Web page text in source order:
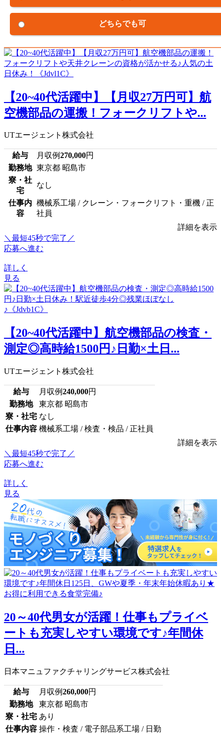
どちらでも可
【20~40代活躍中】【月収27万円可】航
空機部品の運搬！フォークリフトや...
UTエージェント株式会社
給与 月収例270,000円
勤務地 東京都 昭島市
寮・社
宅
なし
仕事内
容
機械系工場 / クレーン・フォークリフト・重機 / 正
社員
詳細を表示
＼最短45秒で完了／
応募へ進む
詳しく
見る
【20~40代活躍中】航空機部品の検査・
測定◎高時給1500円♪日勤×土日...
UTエージェント株式会社
給与 月収例240,000円
勤務地
東京都 昭島市
寮・社宅 なし
仕事内容 機械系工場 / 検査・検品 / 正社員
詳細を表示
＼最短45秒で完了／
応募へ進む
詳しく
見る
20～40代男女が活躍！仕事もプライベ
ートも充実しやすい環境です♪年間休
日...
日本マニュファクチャリングサービス株式会社
給与 月収例260,000円
勤務地
東京都 昭島市
寮・社宅 あり
仕事内容 操作・検査 / 電子部品系工場 / 日勤